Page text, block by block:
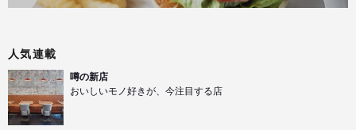
人気連載
噂の新店
おいしいモノ好きが、今注目する店